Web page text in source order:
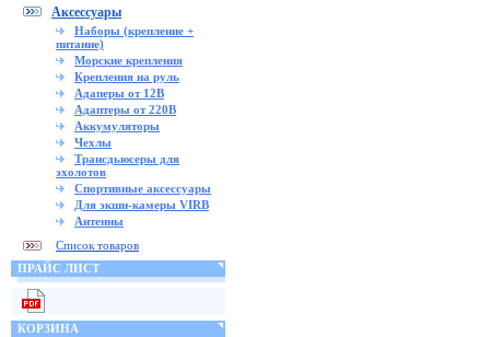
Аксессуары
Наборы (крепление +
питание)
Морские крепления
Крепления на руль
Адаперы от 12В
Адаптеры от 220В
Аккумуляторы
Чехлы
Трансдьюсеры для
эхолотов
Спортивные аксессуары
Для экшн-камеры VIRB
Антенны
Список товаров
ПРАЙС ЛИСТ
КОРЗИНА